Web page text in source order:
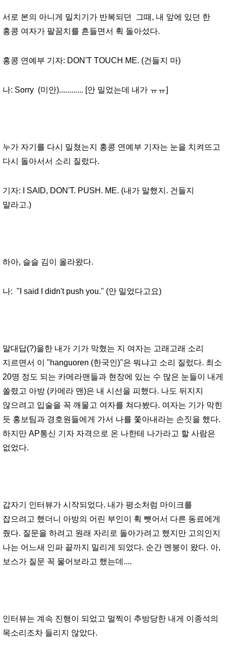
서로 본의 아니게 밀치기가 반복되던 그때, 내 앞에 있던 한
홍콩 여자가 팔꿈치를 흔들면서 휙 돌아섰다.
홍콩 연예부 기자: DON'T TOUCH ME. (건들지 마)
나: Sorry (미안)............ [안 밀었는데 내가 ㅠㅠ]
누가 자기를 다시 밀쳤는지 홍콩 연예부 기자는 눈을 치켜뜨고
다시 돌아서서 소리 질렀다.
기자: I SAID, DON'T. PUSH. ME. (내가 말했지. 건들지
말라고.)
하아, 슬슬 김이 올라왔다.
나: "I said I didn't push you." (안 밀었다고요)
말대답(?)을한 내가 기가 막혔는 지 여자는 고래고래 소리
지르면서 이 "hanguoren (한국인)"은 뭐냐고 소리 질렀다. 최소
20명 정도 되는 카메라맨들과 현장에 있는 수 많은 눈들이 내게
쏠렸고 아방 (카메라 맨)은 내 시선을 피했다. 나도 뒤지지
않으려고 입술을 꼭 깨물고 여자를 쳐다봤다. 여자는 기가 막힌
듯 홍보팀과 경호원들에게 가서 나를 쫓아내라는 손짓을 했다.
하지만 AP통신 기자 자격으로 온 나한테 나가라고 할 사람은
없었다.
갑자기 인터뷰가 시작되었다. 내가 평소처럼 마이크를
잡으려고 했더니 아방의 어린 부인이 휙 뺏어서 다른 동료에게
줬다. 질문을 하려고 원래 자리로 돌아가려고 했지만 고의인지
나는 어느새 인파 끝까지 밀리게 되었다. 순간 멘붕이 왔다. 아,
보스가 질문 꼭 물어보라고 했는데....
인터뷰는 계속 진행이 되었고 멀찍이 추방당한 내게 이종석의
목소리조차 들리지 않았다.